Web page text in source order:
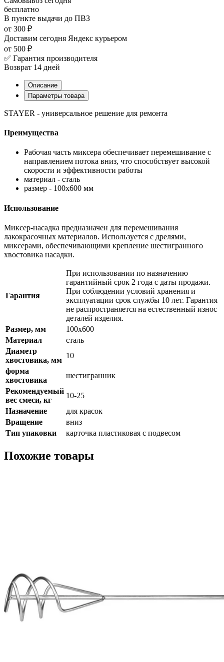
бесплатно
В пункте выдачи до ПВЗ
от 300 ₽
Доставим сегодня Яндекс курьером
от 500 ₽
✅ Гарантия производителя
Возврат 14 дней
Описание
Параметры товара
STAYER - универсальное решение для ремонта
Преимущества
Рабочая часть миксера обеспечивает перемешивание с
направлением потока вниз, что способствует высокой
скорости и эффективности работы
материал - сталь
размер - 100х600 мм
Использование
Миксер-насадка предназначен для перемешивания
лакокрасочных материалов. Используется с дрелями,
миксерами, обеспечивающими крепление шестигранного
хвостовика насадки.
Гарантия
При использовании по назначению
гарантийный срок 2 года с даты продажи.
При соблюдении условий хранения и
эксплуатации срок службы 10 лет. Гарантия
не распространяется на естественный износ
деталей изделия.
Размер, мм
100х600
Материал
сталь
Диаметр
хвостовика, мм
10
форма
хвостовика
шестигранник
Рекомендуемый
вес смеси, кг
10-25
Назначение
для красок
Вращение
вниз
Тип упаковки
карточка пластиковая с подвесом
Похожие товары